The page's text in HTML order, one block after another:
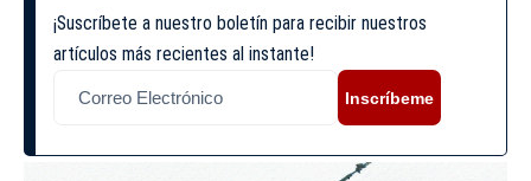
¡Suscríbete a nuestro boletín para recibir nuestros
artículos más recientes al instante!
Inscríbeme